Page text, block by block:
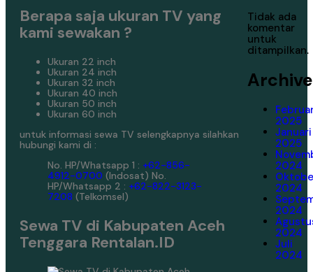
Berapa saja ukuran TV yang
kami sewakan ?
Ukuran 22 inch
Ukuran 24 inch
Ukuran 32 inch
Ukuran 40 inch
Ukuran 50 inch
Ukuran 60 inch
untuk informasi sewa TV selengkapnya silahkan
hubungi kami di :
No. HP/Whatsapp 1 : +62-856-
4912-0700 (Indosat) No.
HP/Whatsapp 2 : +62-822-3123-
7208 (Telkomsel)
Sewa TV di Kabupaten Aceh
Tenggara Rentalan.ID
Tidak ada
komentar
untuk
ditampilkan.
2025
Januari
2025
2024
2024
2024
2024
Juli
2024